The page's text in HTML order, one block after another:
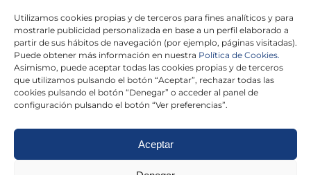
Utilizamos cookies propias y de terceros para fines analíticos y para
mostrarle publicidad personalizada en base a un perfil elaborado a
partir de sus hábitos de navegación (por ejemplo, páginas visitadas).
Puede obtener más información en nuestra Política de Cookies.
Asimismo, puede aceptar todas las cookies propias y de terceros
que utilizamos pulsando el botón “Aceptar”, rechazar todas las
cookies pulsando el botón “Denegar” o acceder al panel de
configuración pulsando el botón “Ver preferencias”.
Aceptar
He leído y acepto laPolítica de Privacidad
×
Politica de cookies|Aviso Legal